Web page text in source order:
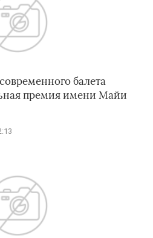
балета
премия имени Майи